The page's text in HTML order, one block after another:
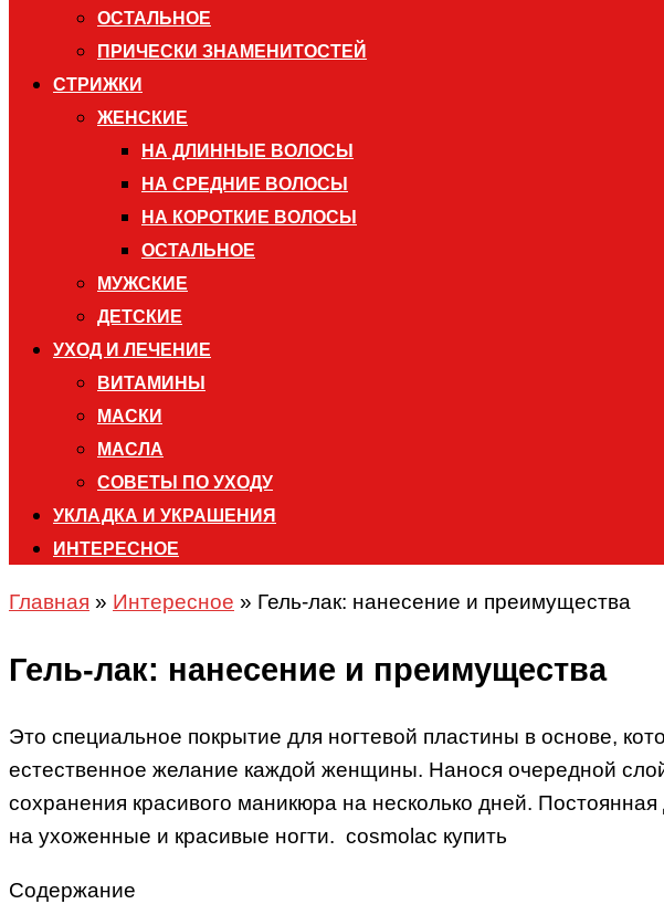
ОСТАЛЬНОЕ
ПРИЧЕСКИ ЗНАМЕНИТОСТЕЙ
СТРИЖКИ
ЖЕНСКИЕ
НА ДЛИННЫЕ ВОЛОСЫ
НА СРЕДНИЕ ВОЛОСЫ
НА КОРОТКИЕ ВОЛОСЫ
ОСТАЛЬНОЕ
МУЖСКИЕ
ДЕТСКИЕ
УХОД И ЛЕЧЕНИЕ
ВИТАМИНЫ
МАСКИ
МАСЛА
СОВЕТЫ ПО УХОДУ
УКЛАДКА И УКРАШЕНИЯ
ИНТЕРЕСНОЕ
Главная » Интересное » Гель-лак: нанесение и преимущества
Гель-лак: нанесение и преимущества
Это специальное покрытие для ногтевой пластины в основе,
естественное желание каждой женщины. Нанося очередной
сохранения красивого маникюра на несколько дней.
на ухоженные и красивые ногти. cosmolac купить
Содержание